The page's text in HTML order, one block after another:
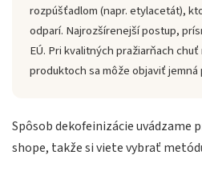
rozpúšťadlom (napr. etylacetát),
odparí. Najrozšírenejší postup,
EÚ. Pri kvalitných pražiarňach
produktoch sa môže objaviť jemná
Spôsob dekofeinizácie uvádzame
shope, takže si viete vybrať